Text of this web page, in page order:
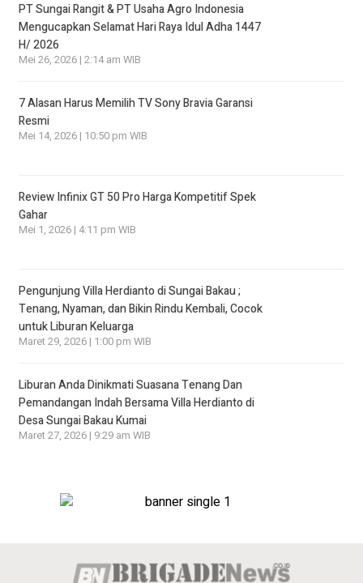
PT Sungai Rangit & PT Usaha Agro Indonesia
Mengucapkan Selamat Hari Raya Idul Adha 1447
H/ 2026
Mei 26, 2026 | 2:14 am WIB
7 Alasan Harus Memilih TV Sony Bravia Garansi
Resmi
Mei 14, 2026 | 10:50 pm WIB
Review Infinix GT 50 Pro Harga Kompetitif Spek
Gahar
Mei 1, 2026 | 4:11 pm WIB
Pengunjung Villa Herdianto di Sungai Bakau ;
Tenang, Nyaman, dan Bikin Rindu Kembali, Cocok
untuk Liburan Keluarga
Maret 29, 2026 | 1:00 pm WIB
Liburan Anda Dinikmati Suasana Tenang Dan
Pemandangan Indah Bersama Villa Herdianto di
Desa Sungai Bakau Kumai
Maret 27, 2026 | 9:29 am WIB